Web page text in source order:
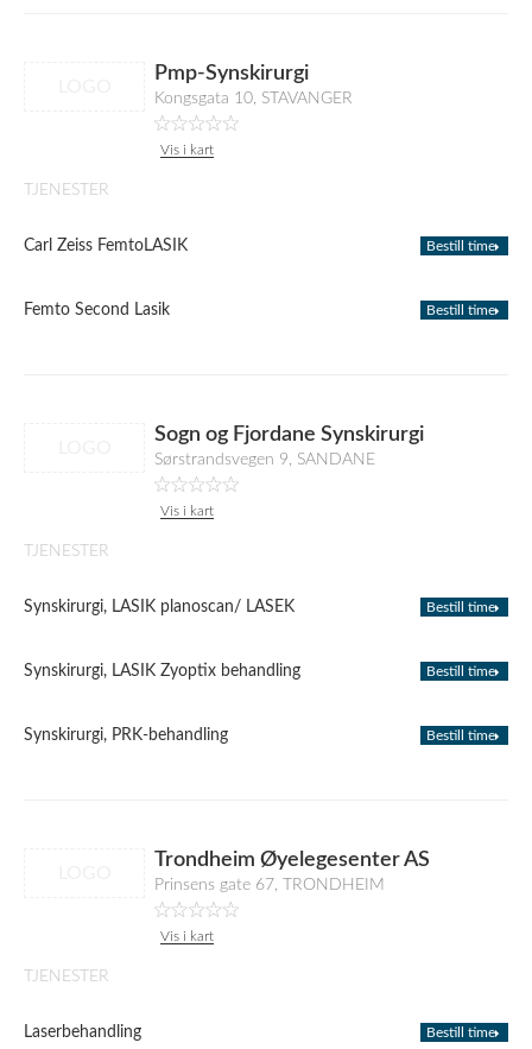
Pmp-Synskirurgi
Kongsgata 10, STAVANGER
Vis i kart
TJENESTER
Carl Zeiss FemtoLASIK Bestill time
Femto Second Lasik Bestill time
Sogn og Fjordane Synskirurgi
Sørstrandsvegen 9, SANDANE
Vis i kart
TJENESTER
Synskirurgi, LASIK planoscan/ LASEK Bestill time
Synskirurgi, LASIK Zyoptix behandling Bestill time
Synskirurgi, PRK-behandling Bestill time
Trondheim Øyelegesenter AS
Prinsens gate 67, TRONDHEIM
Vis i kart
TJENESTER
Laserbehandling Bestill time